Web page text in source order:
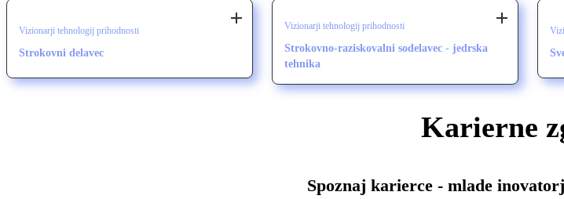
Vizionarji tehnologij prihodnosti
Strokovni delavec
Vizionarji tehnologij prihodnosti
Strokovno-raziskovalni sodelavec - jedrska
tehnika
Karierne
Spoznaj karierce - mlade